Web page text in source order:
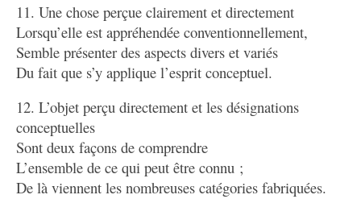
11. Une chose perçue clairement et directement
Lorsqu’elle est appréhendée conventionnellement,
Semble présenter des aspects divers et variés
Du fait que s’y applique l’esprit conceptuel.
12. L’objet perçu directement et les désignations
conceptuelles
Sont deux façons de comprendre
L’ensemble de ce qui peut être connu ;
De là viennent les nombreuses catégories fabriquées.